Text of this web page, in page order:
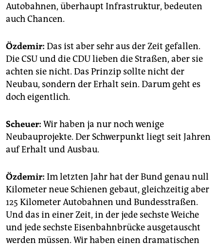
Autobahnen, überhaupt Infrastruktur, bedeuten
auch Chancen.
Özdemir: Das ist aber sehr aus der Zeit gefallen.
Die CSU und die CDU lieben die Straßen, aber sie
achten sie nicht. Das Prinzip sollte nicht der
Neubau, sondern der Erhalt sein. Darum geht es
doch eigentlich.
Scheuer: Wir haben ja nur noch wenige
Neubauprojekte. Der Schwerpunkt liegt seit Jahren
auf Erhalt und Ausbau.
Özdemir: Im letzten Jahr hat der Bund genau null
Kilometer neue Schienen gebaut, gleichzeitig aber
125 Kilometer Autobahnen und Bundesstraßen.
Und das in einer Zeit, in der jede sechste Weiche
und jede sechste Eisenbahnbrücke ausgetauscht
werden müssen. Wir haben einen dramatischen